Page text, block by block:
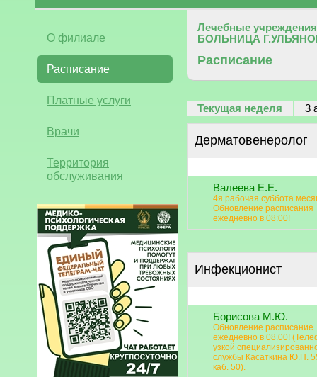
О филиале
Расписание
Платные услуги
Врачи
Территория
обслуживания
Лечебные учреждения
БОЛЬНИЦА
Расписание
Текущая неделя 3
Дерматовенеролог
Валеева Е.Е.
4я рабочая суббота
Обновление расписания
ежедневно в 08:00!
Инфекционист
Борисова М.Ю.
Обновление расписание
ежедневно в 08.00!
узкой
службы Касаткина Ю.П.
каб. 50).